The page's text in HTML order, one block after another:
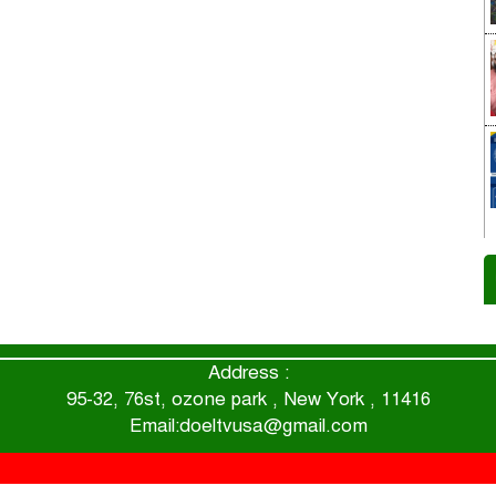
Address :
95-32, 76st, ozone park , New York , 11416
Email:doeltvusa@gmail.com